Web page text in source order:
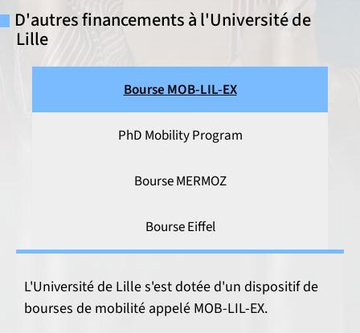
D'autres financements à l'Université de
Lille
Bourse MOB-LIL-EX
PhD Mobility Program
Bourse MERMOZ
Bourse Eiffel
L'Université de Lille s'est dotée d'un dispositif de
bourses de mobilité appelé MOB-LIL-EX.